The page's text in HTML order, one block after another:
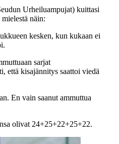
Urheiluampujat) kuittasi
näin:
kesken, kun kukaan ei
sarjat
että kisajännitys saattoi viedä
En vain saanut ammuttua
olivat 24+25+22+25+22.